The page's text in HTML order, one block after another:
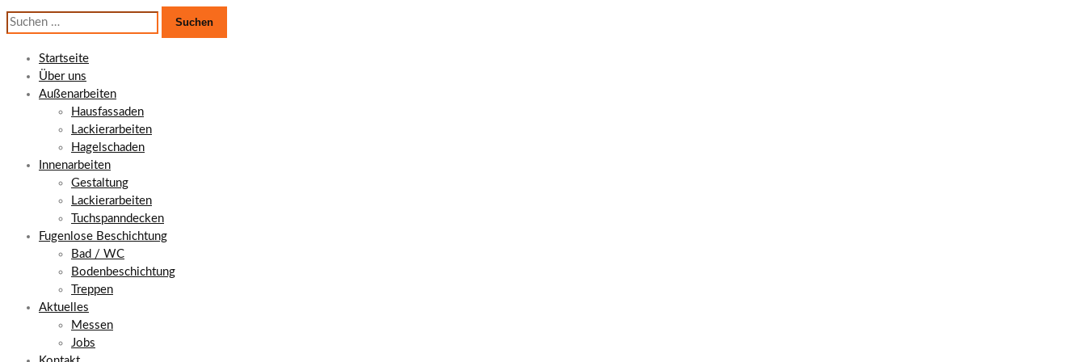
Suchen
nach:
Startseite
Über uns
Außenarbeiten
Hausfassaden
Lackierarbeiten
Hagelschaden
Innenarbeiten
Gestaltung
Lackierarbeiten
Tuchspanndecken
Fugenlose Beschichtung
Bad / WC
Bodenbeschichtung
Treppen
Aktuelles
Messen
Jobs